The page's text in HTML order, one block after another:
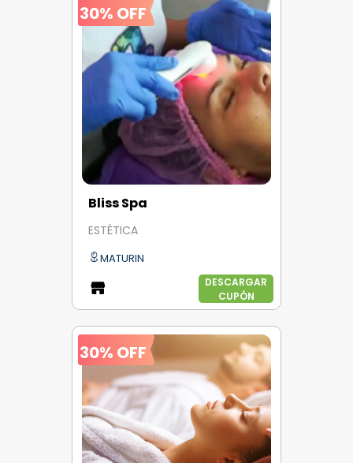
30% OFF
Bliss Spa
ESTÉTICA
MATURIN
DESCARGAR
CUPÓN
30% OFF